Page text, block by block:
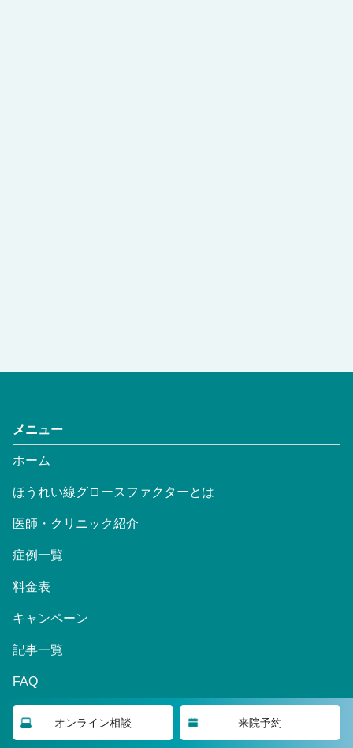
メニュー
ホーム
ほうれい線グロースファクターとは
医師・クリニック紹介
症例一覧
料金表
キャンペーン
記事一覧
FAQ
Nasoraスキンケア
English
オンライン相談 来院予約